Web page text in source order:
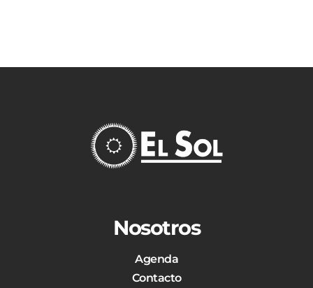
Nosotros
Agenda
Contacto